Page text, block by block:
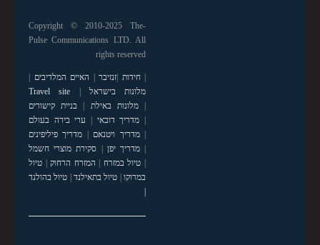
Copyright © 2010-2025 The-
Pulse Communications LTD. All
rights reserved
|חידות זנזיבר האיים המלדיבים
מלונות בישראל
Travel site
|מלונות באילת
בניית קישורים
מדריך דובאי
ערי בירה בעולם
|מדריך ויטנאם
מדריך פיליפינים
|מדריך יפן
סקירת מוצרי חשמל
טיול במזרח המזרח הרחוק| טיול
במרוקו| טיול בתאילנד| טיול בהולנד